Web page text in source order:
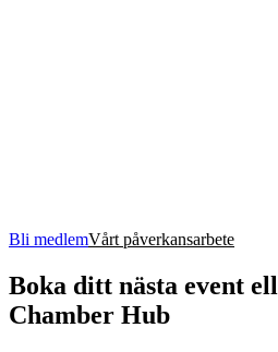
Bli medlemVårt påverkansarbete
Boka ditt nästa event
Chamber Hub